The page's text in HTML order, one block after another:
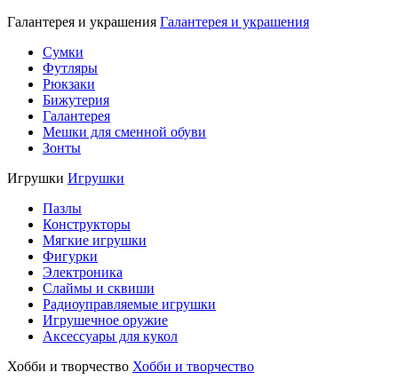
Галантерея и украшения Галантерея и украшения
Сумки
Футляры
Рюкзаки
Бижутерия
Галантерея
Мешки для сменной обуви
Зонты
Игрушки Игрушки
Пазлы
Конструкторы
Мягкие игрушки
Фигурки
Электроника
Слаймы и сквиши
Радиоуправляемые игрушки
Игрушечное оружие
Аксессуары для кукол
Хобби и творчество Хобби и творчество